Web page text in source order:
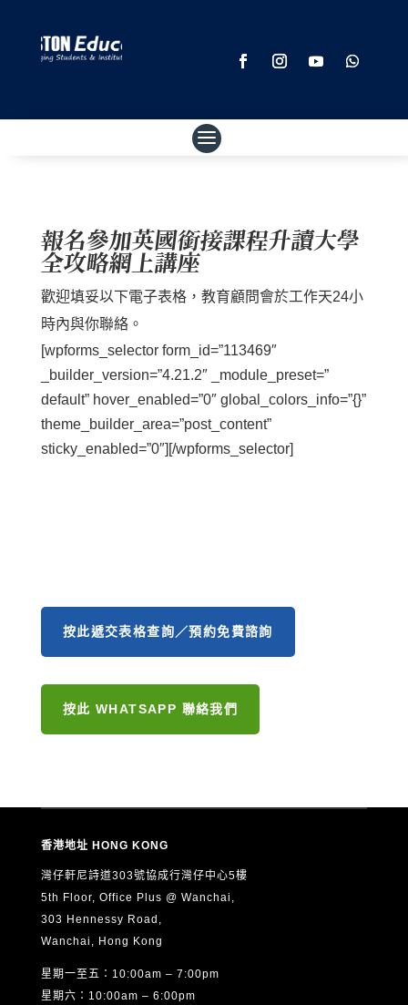
報名參加英國銜接課程升讀大學
全攻略網上講座
歡迎填妥以下電子表格，教育顧問會於工作天24小
時內與你聯絡。
[wpforms_selector form_id=”113469″
_builder_version=”4.21.2″ _module_preset=”
default” hover_enabled=”0″ global_colors_info=”{}”
theme_builder_area=”post_content”
sticky_enabled=”0″][/wpforms_selector]
按此遞交表格查詢／預約免費諮詢
按此 WHATSAPP 聯絡我們
香港地址 HONG KONG
灣仔軒尼詩道303號協成行灣仔中心5樓
5th Floor, Office Plus @ Wanchai,
303 Hennessy Road,
Wanchai, Hong Kong
星期一至五：10:00am – 7:00pm
星期六：10:00am – 6:00pm